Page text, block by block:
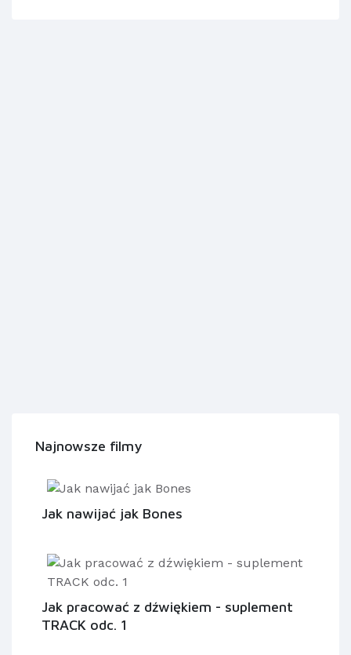
Najnowsze filmy
Jak nawijać jak Bones
Jak pracować z dźwiękiem - suplement
TRACK odc. 1